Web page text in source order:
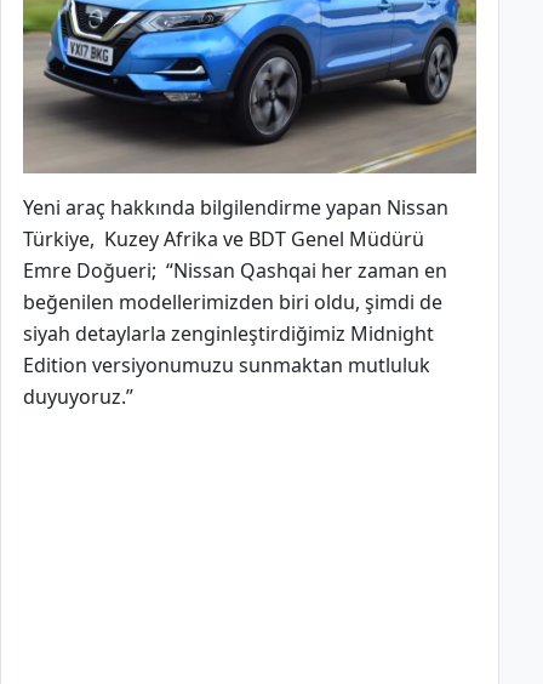
Yeni araç hakkında bilgilendirme yapan Nissan
Türkiye, Kuzey Afrika ve BDT Genel Müdürü
Emre Doğueri; “Nissan Qashqai her zaman en
beğenilen modellerimizden biri oldu, şimdi de
siyah detaylarla zenginleştirdiğimiz Midnight
Edition versiyonumuzu sunmaktan mutluluk
duyuyoruz.”